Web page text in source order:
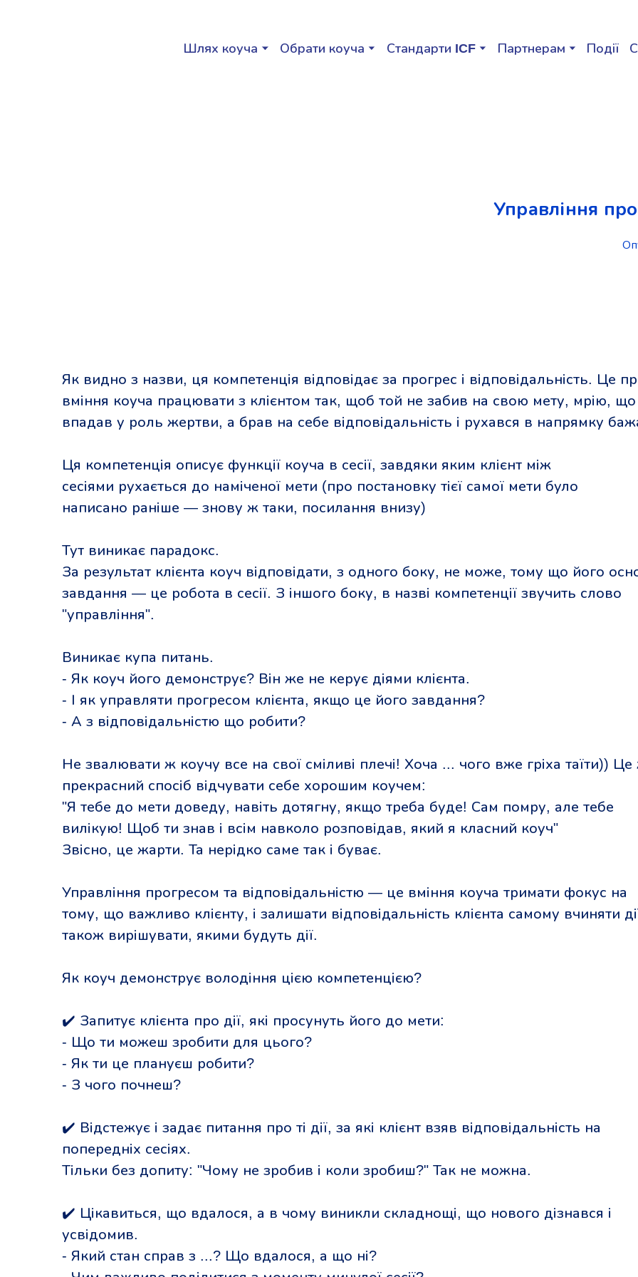
Шлях коуча Обрати коуча Стандарти ICF Партнерам Події
Управління
Як видно з назви, ця компетенція відповідає за прогрес і відповідальність. Це
вміння коуча працювати з клієнтом так, щоб той не забив на свою мету, мрію,
впадав у роль жертви, а брав на себе відповідальність і рухався в напрямку
Ця компетенція описує функції коуча в сесії, завдяки яким клієнт між
сесіями рухається до наміченої мети (про постановку тієї самої мети було
написано раніше — знову ж таки, посилання внизу)
Тут виникає парадокс.
За результат клієнта коуч відповідати, з одного боку, не може, тому що його
завдання — це робота в сесії. З іншого боку, в назві компетенції звучить слово
"управління".
Виникає купа питань.
- Як коуч його демонструє? Він же не керує діями клієнта.
- І як управляти прогресом клієнта, якщо це його завдання?
- А з відповідальністю що робити?
Не звалювати ж коучу все на свої сміливі плечі! Хоча ... чого вже гріха таїти))
прекрасний спосіб відчувати себе хорошим коучем:
"Я тебе до мети доведу, навіть дотягну, якщо треба буде! Сам помру, але тебе
вилікую! Щоб ти знав і всім навколо розповідав, який я класний коуч"
Звісно, це жарти. Та нерідко саме так і буває.
Управління прогресом та відповідальністю — це вміння коуча тримати фокус на
тому, що важливо клієнту, і залишати відповідальність клієнта самому вчиняти
також вирішувати, якими будуть дії.
Як коуч демонструє володіння цією компетенцією?
✔️ Запитує клієнта про дії, які просунуть його до мети:
- Що ти можеш зробити для цього?
- Як ти це плануєш робити?
- З чого почнеш?
✔️ Відстежує і задає питання про ті дії, за які клієнт взяв відповідальність на
попередніх сесіях.
Тільки без допиту: "Чому не зробив і коли зробиш?" Так не можна.
✔️ Цікавиться, що вдалося, а в чому виникли складнощі, що нового дізнався і
усвідомив.
- Який стан справ з ...? Що вдалося, а що ні?